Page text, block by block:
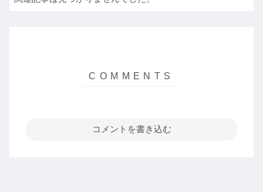
コメントを書き込む